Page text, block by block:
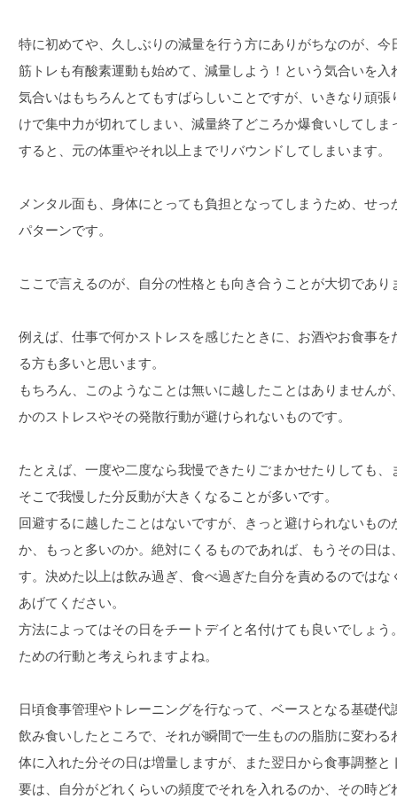
特に初めてや、久しぶりの減量を行う方にありがちなのが、
筋トレも有酸素運動も始めて、減量しよう！という気合いを入
気合いはもちろんとてもすばらしいことですが、いきなり頑
けで集中力が切れてしまい、減量終了どころか爆食いしてし
すると、元の体重やそれ以上までリバウンドしてしまいます。
メンタル面も、身体にとっても負担となってしまうため、せ
パターンです。
ここで言えるのが、自分の性格とも向き合うことが大切であり
例えば、仕事で何かストレスを感じたときに、お酒やお食事
る方も多いと思います。
もちろん、このようなことは無いに越したことはありません
かのストレスやその発散行動が避けられないものです。
たとえば、一度や二度なら我慢できたりごまかせたりしても
そこで我慢した分反動が大きくなることが多いです。
回避するに越したことはないですが、きっと避けられないも
か、もっと多いのか。絶対にくるものであれば、もうその日
す。決めた以上は飲み過ぎ、食べ過ぎた自分を責めるのでは
あげてください。
方法によってはその日をチートデイと名付けても良いでしょ
ための行動と考えられますよね。
日頃食事管理やトレーニングを行なって、ベースとなる基礎
飲み食いしたところで、それが瞬間で一生ものの脂肪に変わ
体に入れた分その日は増量しますが、また翌日から食事調整
要は、自分がどれくらいの頻度でそれを入れるのか、その時